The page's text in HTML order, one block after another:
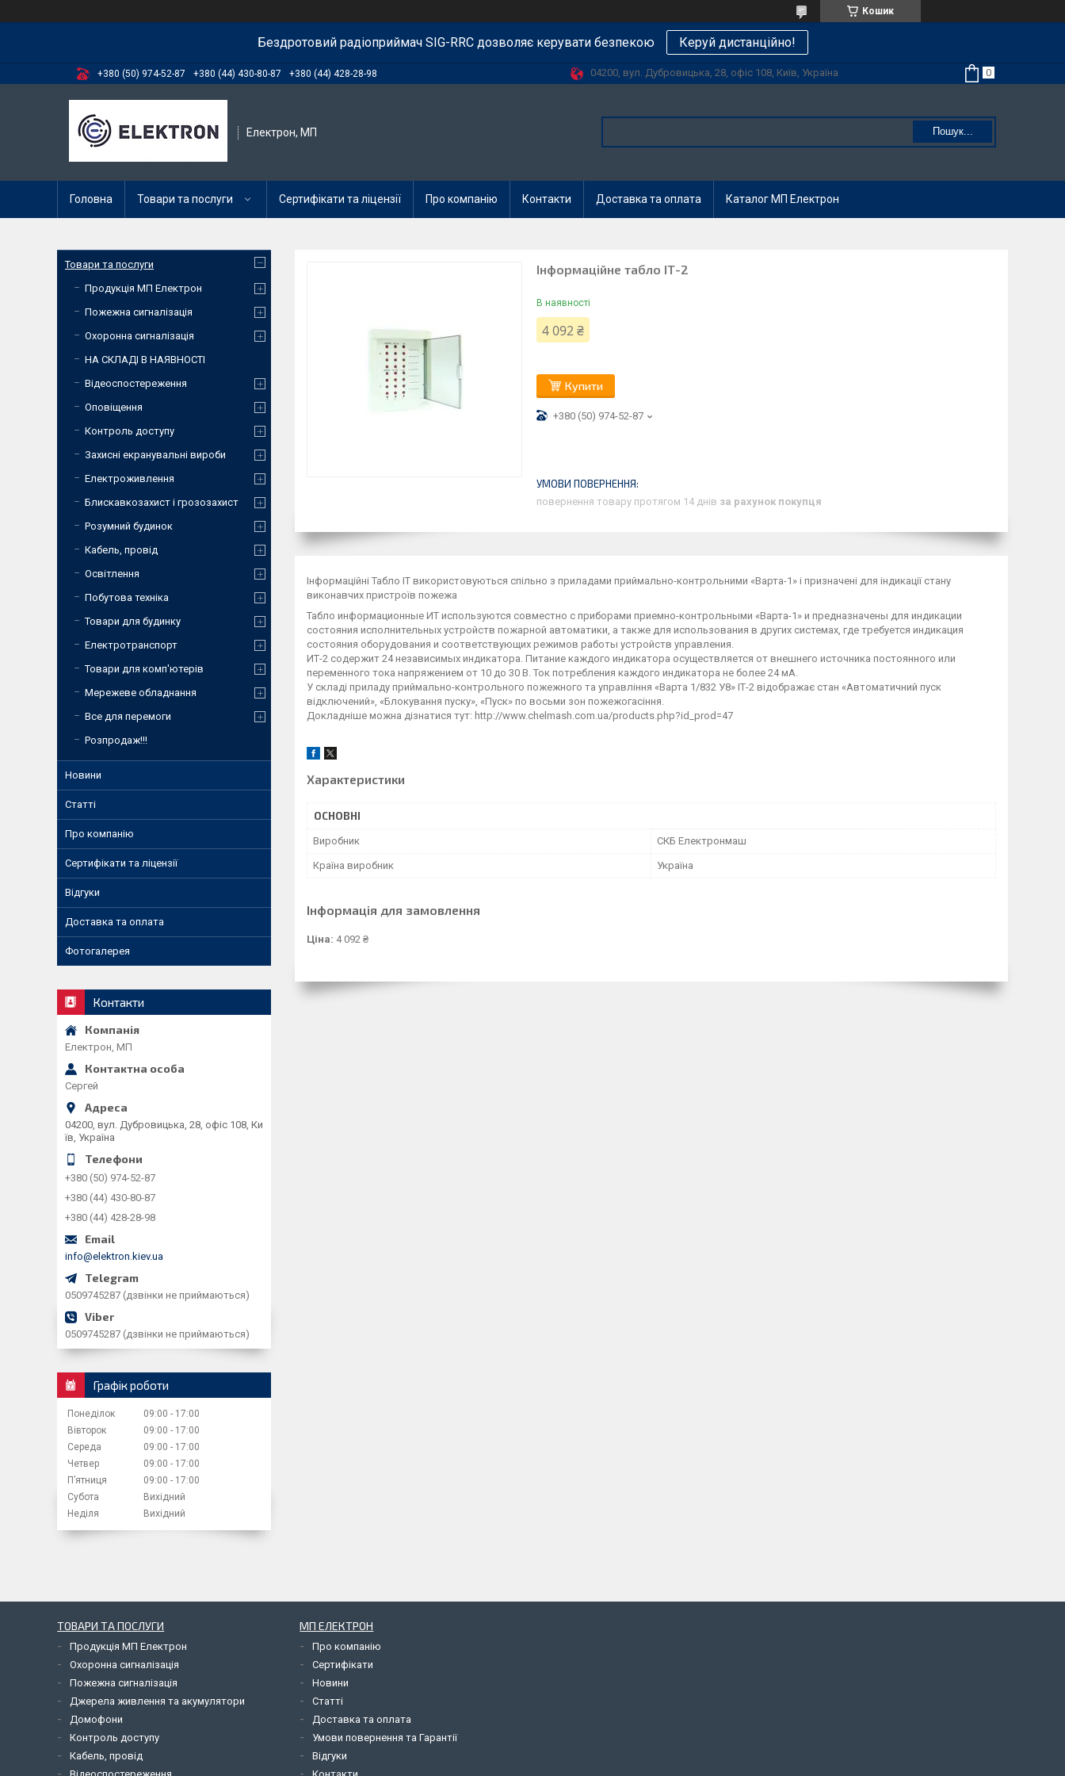
Кошик
Бездротовий радіоприймач SIG-RRC дозволяє керувати безпекою Керуй дистанційно!
+380 (50) 974-52-87 +380 (44) 430-80-87 +380 (44) 428-28-98 04200, вул. Дубровицька, 28, офіс 108, Київ, Україна
Електрон, МП Пошук...
Головна Товари та послуги Сертифікати та ліцензії Про компанію Контакти Доставка та оплата Каталог МП Електрон
Інформаційне табло ІТ-2
В наявності
4 092 ₴
Купити
+380 (50) 974-52-87
повернення товару протягом 14 днів за рахунок покупця
Інформаційні Табло ІТ використовуються спільно з приладами приймально-контрольними «Варта-1» і призначені для індикації стану
виконавчих пристроїв пожежа
Табло информационные ИТ используются совместно с приборами приемно-контрольными «Варта-1» и предназначены для индикации
состояния исполнительных устройств пожарной автоматики, а также для использования в других системах, где требуется индикация
состояния оборудования и соответствующих режимов работы устройств управления.
ИТ-2 содержит 24 независимых индикатора. Питание каждого индикатора осуществляется от внешнего источника постоянного или
переменного тока напряжением от 10 до 30 В. Ток потребления каждого индикатора не более 24 мА.
У складі приладу приймально-контрольного пожежного та управління «Варта 1/832 У8» ІТ-2 відображає стан «Автоматичний пуск
відключений», «Блокування пуску», «Пуск» по восьми зон пожежогасіння.
Докладніше можна дізнатися тут: http://www.chelmash.com.ua/products.php?id_prod=47
Характеристики
ОСНОВНІ
Виробник СКБ Електронмаш
Країна виробник Україна
Інформація для замовлення
Ціна: 4 092 ₴
Товари та послуги
Продукція МП Електрон
Пожежна сигналізація
Охоронна сигналізація
НА СКЛАДІ В НАЯВНОСТІ
Відеоспостереження
Оповіщення
Контроль доступу
Захисні екранувальні вироби
Електроживлення
Блискавкозахист і грозозахист
Розумний будинок
Кабель, провід
Освітлення
Побутова техніка
Товари для будинку
Електротранспорт
Товари для комп'ютерів
Мережеве обладнання
Все для перемоги
Розпродаж!!!
Новини
Статті
Про компанію
Сертифікати та ліцензії
Відгуки
Доставка та оплата
Фотогалерея
Контакти
Електрон, МП
Сергей
04200, вул. Дубровицька, 28, офіс 108, Ки
їв, Україна
+380 (50) 974-52-87
+380 (44) 430-80-87
+380 (44) 428-28-98
info@elektron.kiev.ua
0509745287 (дзвінки не приймаються)
0509745287 (дзвінки не приймаються)
Графік роботи
Понеділок 09:00
17:00
Вівторок
09:00
17:00
Середа
09:00
17:00
Четвер
09:00
17:00
Пʼятниця
09:00
17:00
Субота
Вихідний
Неділя
Вихідний
ТОВАРИ ТА ПОСЛУГИ
Продукція МП Електрон
Охоронна сигналізація
Пожежна сигналізація
Джерела живлення та акумулятори
Домофони
Контроль доступу
Кабель, провід
МП ЕЛЕКТРОН
Про компанію
Сертифікати
Новини
Статті
Доставка та оплата
Умови повернення та Гарантії
Відгуки